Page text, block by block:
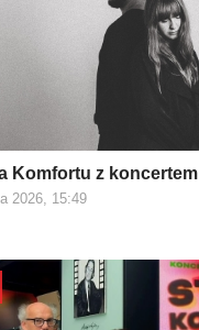
Komfortu z koncertem
2026, 15:49